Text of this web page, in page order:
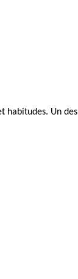
habitudes. Un